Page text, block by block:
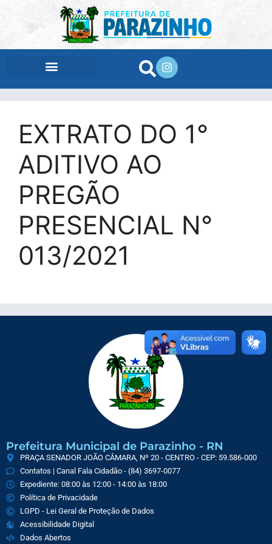
EXTRATO DO 1°
ADITIVO AO
PREGÃO
PRESENCIAL N°
013/2021
Prefeitura Municipal de Parazinho - RN
PRAÇA SENADOR JOÃO CÂMARA, Nº 20 - CENTRO - CEP: 59.586-000
Contatos | Canal Fala Cidadão - (84) 3697-0077
Expediente: 08:00 às 12:00 - 14:00 às 18:00
Política de Privacidade
LGPD - Lei Geral de Proteção de Dados
Acessibilidade Digital
Dados Abertos